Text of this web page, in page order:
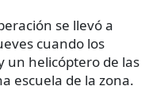
se llevó a
cuando los
un helicóptero de las
escuela de la zona.